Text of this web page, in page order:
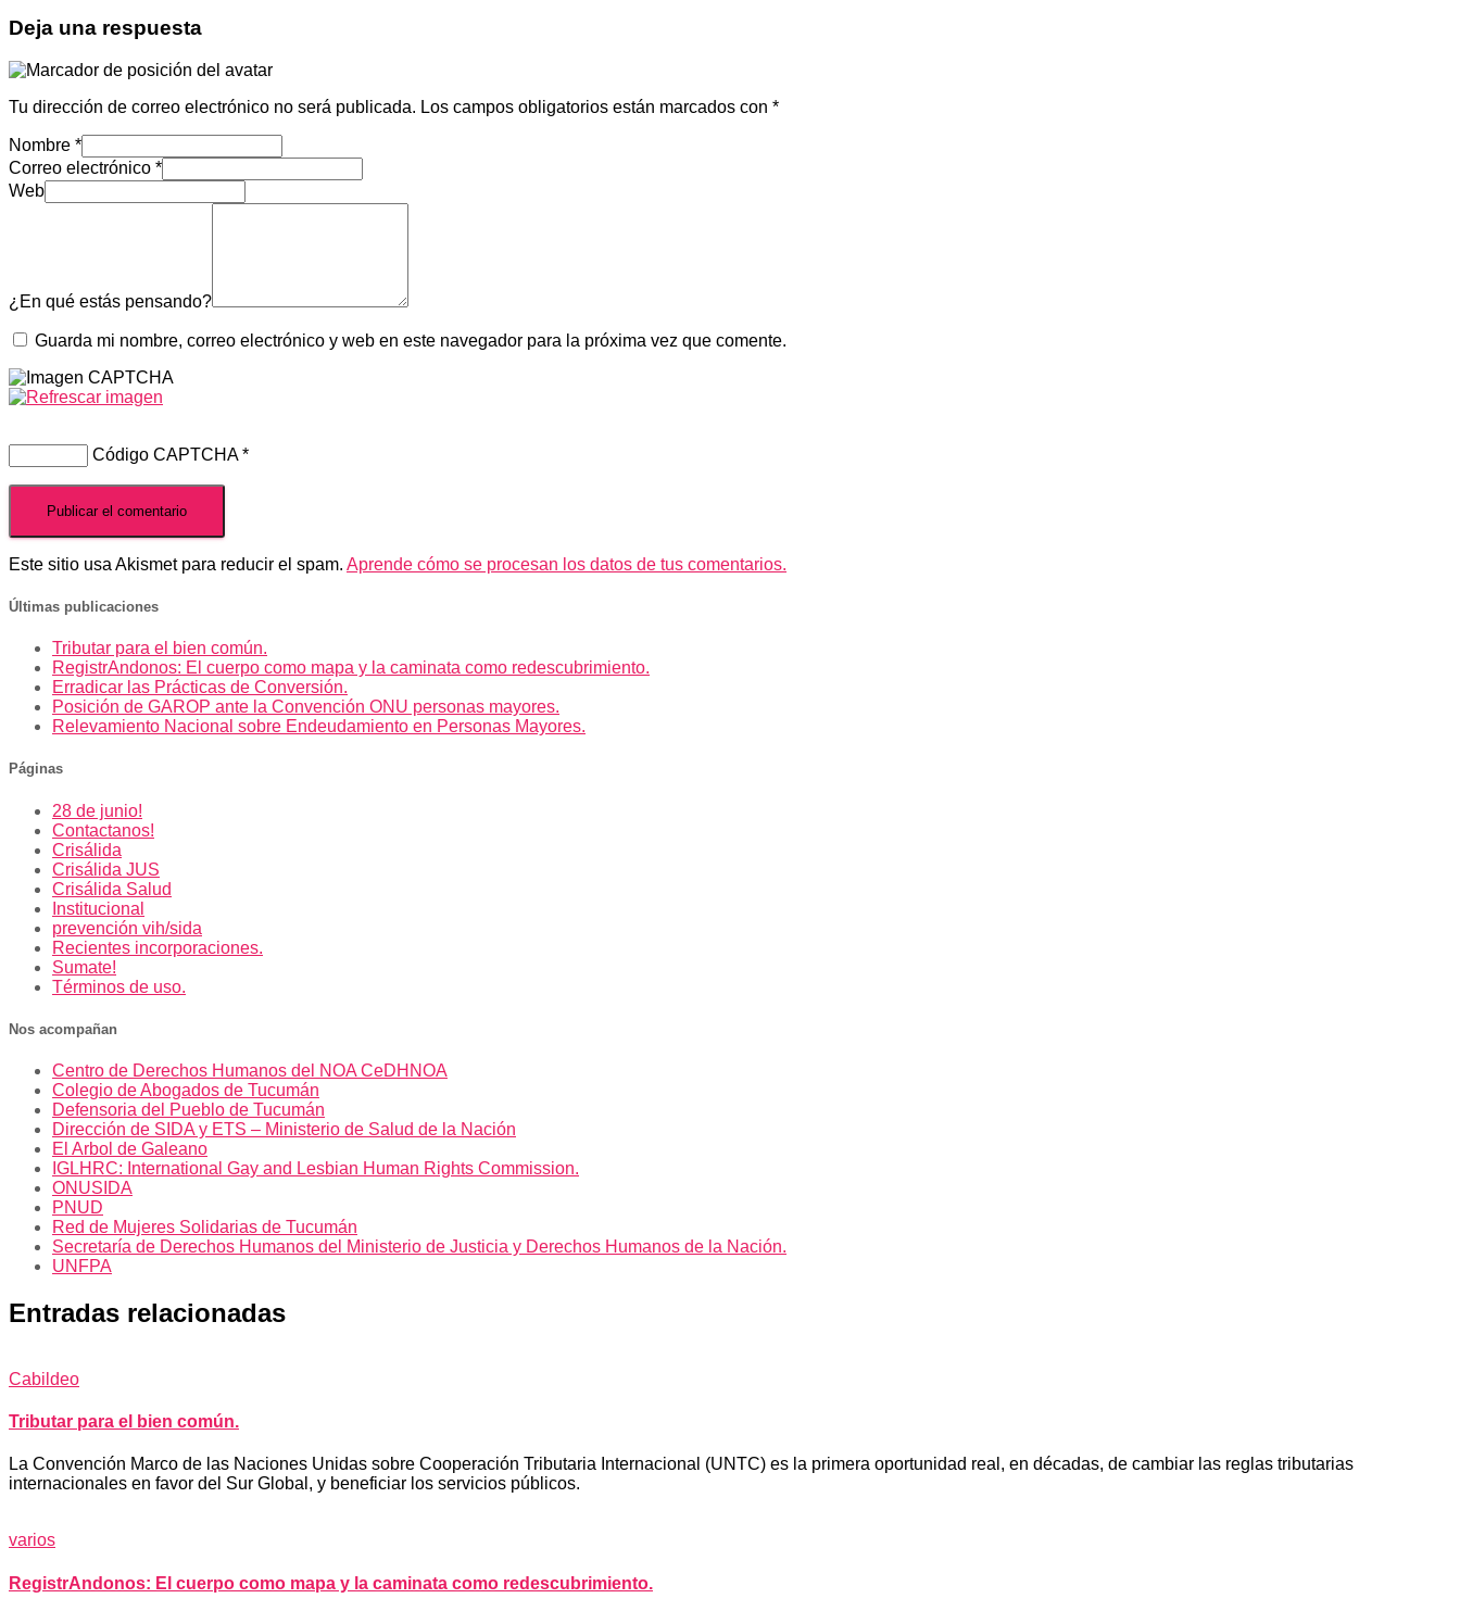
Deja una respuesta
Tu dirección de correo electrónico no será publicada. Los campos obligatorios están marcados con *
Nombre *
Correo electrónico *
Web
¿En qué estás pensando?
Guarda mi nombre, correo electrónico y web en este navegador para la próxima vez que comente.
Código CAPTCHA*
Este sitio usa Akismet para reducir el spam. Aprende cómo se procesan los datos de tus comentarios.
Últimas publicaciones
Tributar para el bien común.
RegistrAndonos: El cuerpo como mapa y la caminata como redescubrimiento.
Erradicar las Prácticas de Conversión.
Posición de GAROP ante la Convención ONU personas mayores.
Relevamiento Nacional sobre Endeudamiento en Personas Mayores.
Páginas
28 de junio!
Contactanos!
Crisálida
Crisálida JUS
Crisálida Salud
Institucional
prevención vih/sida
Recientes incorporaciones.
Sumate!
Términos de uso.
Nos acompañan
Centro de Derechos Humanos del NOA CeDHNOA
Colegio de Abogados de Tucumán
Defensoria del Pueblo de Tucumán
Dirección de SIDA y ETS – Ministerio de Salud de la Nación
El Arbol de Galeano
IGLHRC: International Gay and Lesbian Human Rights Commission.
ONUSIDA
PNUD
Red de Mujeres Solidarias de Tucumán
Secretaría de Derechos Humanos del Ministerio de Justicia y Derechos Humanos de la Nación.
UNFPA
Entradas relacionadas
Cabildeo
Tributar para el bien común.
La Convención Marco de las Naciones Unidas sobre Cooperación Tributaria Internacional (UNTC) es la primera oportunidad real, en décadas, de cambiar las reglas tributarias
internacionales en favor del Sur Global, y beneficiar los servicios públicos.
varios
RegistrAndonos: El cuerpo como mapa y la caminata como redescubrimiento.